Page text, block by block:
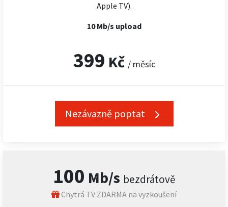
Apple TV).
10 Mb/s upload
399 Kč / měsíc
Nezávazně poptat
100 Mb/s bezdrátově
Chytrá TV ZDARMA na vyzkoušení